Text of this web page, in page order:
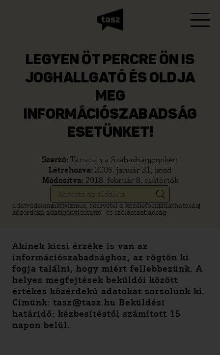
LEGYEN ÖT PERCRE ÖN IS
JOGHALLGATÓ ÉS OLDJA
MEG
INFORMÁCIÓSZABADSÁG
ESETÜNKET!
Szerző: Társaság a Szabadságjogokért
Létrehozva: 2006. január 31, kedd
Módosítva: 2018. február 8, csütörtök
adatvédelemaktivizmus, részvétel a közéletbenátláthatóság
közérdekű adatigényléssajtó- és szólásszabadság
Akinek kicsi érzéke is van az
információszabadsághoz, az rögtön ki
fogja találni, hogy miért fellebbezünk. A
helyes megfejtések beküldői között
értékes közérdekű adatokat sorsolunk ki.
Címünk: tasz@tasz.hu Beküldési
határidő: kézbesítéstől számított 15
napon belül.